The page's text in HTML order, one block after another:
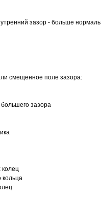
зазор - больше
смещенное поле зазора:
зазора
кольца